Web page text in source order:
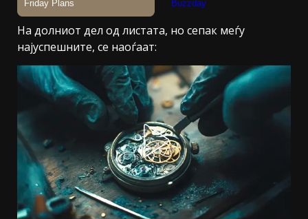
На долниот дел од листата, но сепак меѓу
најуспешните, се наоѓаат: